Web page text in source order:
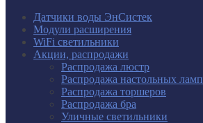
Датчики воды ЭнСистек
Модули расширения
WiFi светильники
Акции, распродажи
Распродажа люстр
Распродажа настольных ламп
Распродажа торшеров
Распродажа бра
Уличные светильники